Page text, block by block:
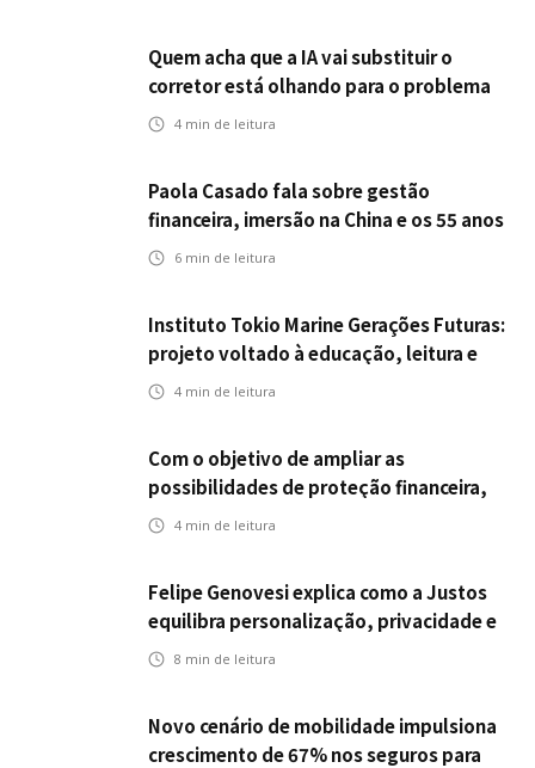
Quem acha que a IA vai substituir o
corretor está olhando para o problema
errado
4 min de leitura
Paola Casado fala sobre gestão
financeira, imersão na China e os 55 anos
da ENS
6 min de leitura
Instituto Tokio Marine Gerações Futuras:
projeto voltado à educação, leitura e
empregabilidade
4 min de leitura
Com o objetivo de ampliar as
possibilidades de proteção financeira,
Icatu Seguros eleva capital segurado
4 min de leitura
Felipe Genovesi explica como a Justos
equilibra personalização, privacidade e
tecnologia
8 min de leitura
Novo cenário de mobilidade impulsiona
crescimento de 67% nos seguros para